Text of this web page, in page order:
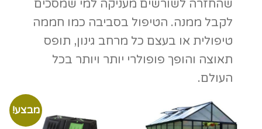
₪ 9,000.00
מידע נוסף
₪445.00
₪430.00
הוספה לסל